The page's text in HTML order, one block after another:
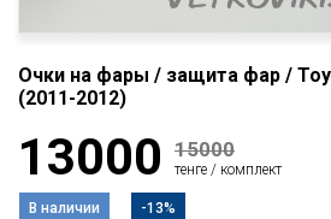
Очки на фары / защита фар /
(2011-2012)
13000 15000
тенге / комплект
В наличии -13%